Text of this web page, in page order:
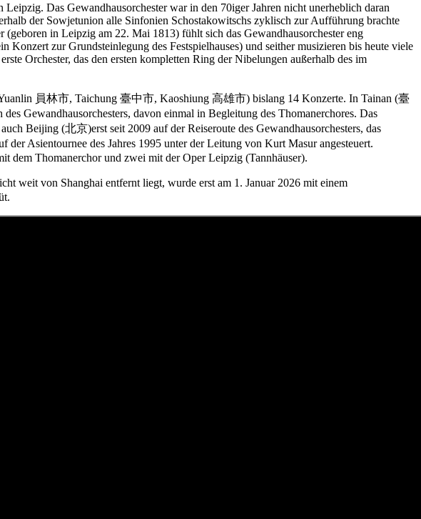
Das Gewandhausorchester war in den 70iger Jahren nicht unerheblich daran
der Sowjetunion alle Sinfonien Schostakowitschs zyklisch zur Aufführung brachte
in Leipzig am 22. Mai 1813) fühlt sich das Gewandhausorchester eng
zur Grundsteinlegung des Festspielhauses) und seither musizieren bis heute viele
Orchester, das den ersten kompletten Ring der Nibelungen außerhalb des im
員林市, Taichung 臺中市, Kaoshiung 高雄市) bislang 14 Konzerte. In Tainan (臺
Gewandhausorchesters, davon einmal in Begleitung des Thomanerchores. Das
Beijing (北京)erst seit 2009 auf der Reiseroute des Gewandhausorchesters, das
Asientournee des Jahres 1995 unter der Leitung von Kurt Masur angesteuert.
dem Thomanerchor und zwei mit der Oper Leipzig (Tannhäuser).
weit von Shanghai entfernt liegt, wurde erst am 1. Januar 2026 mit einem